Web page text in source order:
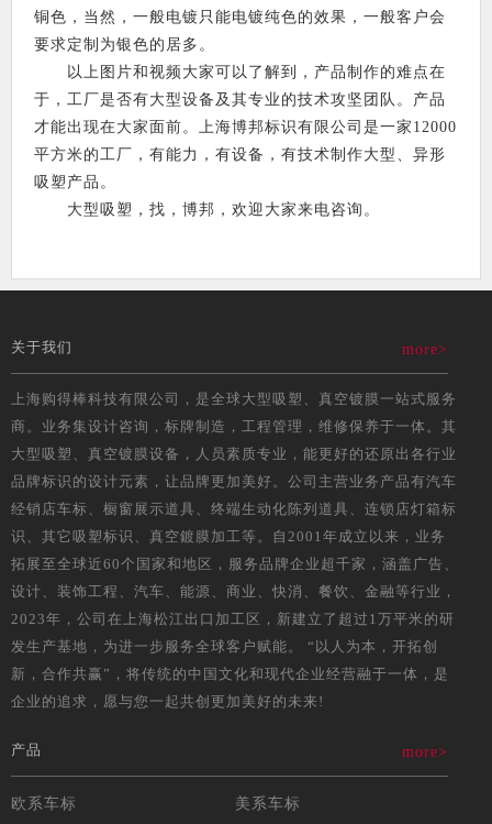
铜色，当然，一般电镀只能电镀纯色的效果，一般客户会
要求定制为银色的居多。
以上图片和视频大家可以了解到，产品制作的难点在
于，工厂是否有大型设备及其专业的技术攻坚团队。产品
才能出现在大家面前。上海博邦标识有限公司是一家12000
平方米的工厂，有能力，有设备，有技术制作大型、异形
吸塑产品。
大型吸塑，找，博邦，欢迎大家来电咨询。
关于我们 more>
上海购得棒科技有限公司，是全球大型吸塑、真空镀膜一站式服务
商。业务集设计咨询，标牌制造，工程管理，维修保养于一体。其
大型吸塑、真空镀膜设备，人员素质专业，能更好的还原出各行业
品牌标识的设计元素，让品牌更加美好。公司主营业务产品有汽车
经销店车标、橱窗展示道具、终端生动化陈列道具、连锁店灯箱标
识、其它吸塑标识、真空鍍膜加工等。自2001年成立以来，业务
拓展至全球近60个国家和地区，服务品牌企业超千家，涵盖广告、
设计、装饰工程、汽车、能源、商业、快消、餐饮、金融等行业，
2023年，公司在上海松江出口加工区，新建立了超过1万平米的研
发生产基地，为进一步服务全球客户赋能。 “以人为本，开拓创
新，合作共赢”，将传统的中国文化和现代企业经营融于一体，是
企业的追求，愿与您一起共创更加美好的未来!
产品 more>
欧系车标
美系车标